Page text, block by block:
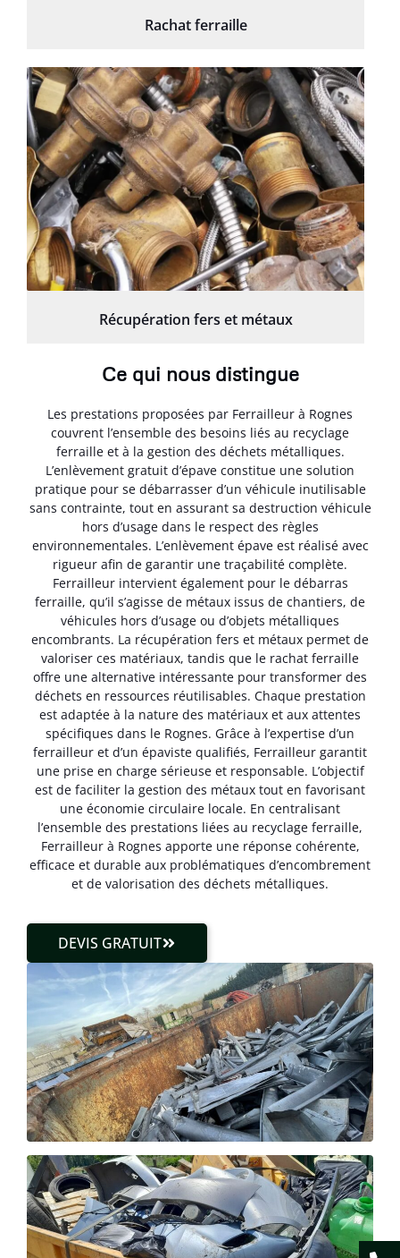
Rachat ferraille
Récupération fers et métaux
Ce qui nous distingue
Les prestations proposées par Ferrailleur à Rognes
couvrent l’ensemble des besoins liés au recyclage
ferraille et à la gestion des déchets métalliques.
L’enlèvement gratuit d’épave constitue une solution
pratique pour se débarrasser d’un véhicule inutilisable
sans contrainte, tout en assurant sa destruction véhicule
hors d’usage dans le respect des règles
environnementales. L’enlèvement épave est réalisé avec
rigueur afin de garantir une traçabilité complète.
Ferrailleur intervient également pour le débarras
ferraille, qu’il s’agisse de métaux issus de chantiers, de
véhicules hors d’usage ou d’objets métalliques
encombrants. La récupération fers et métaux permet de
valoriser ces matériaux, tandis que le rachat ferraille
offre une alternative intéressante pour transformer des
déchets en ressources réutilisables. Chaque prestation
est adaptée à la nature des matériaux et aux attentes
spécifiques dans le Rognes. Grâce à l’expertise d’un
ferrailleur et d’un épaviste qualifiés, Ferrailleur garantit
une prise en charge sérieuse et responsable. L’objectif
est de faciliter la gestion des métaux tout en favorisant
une économie circulaire locale. En centralisant
l’ensemble des prestations liées au recyclage ferraille,
Ferrailleur à Rognes apporte une réponse cohérente,
efficace et durable aux problématiques d’encombrement
et de valorisation des déchets métalliques.
DEVIS GRATUIT